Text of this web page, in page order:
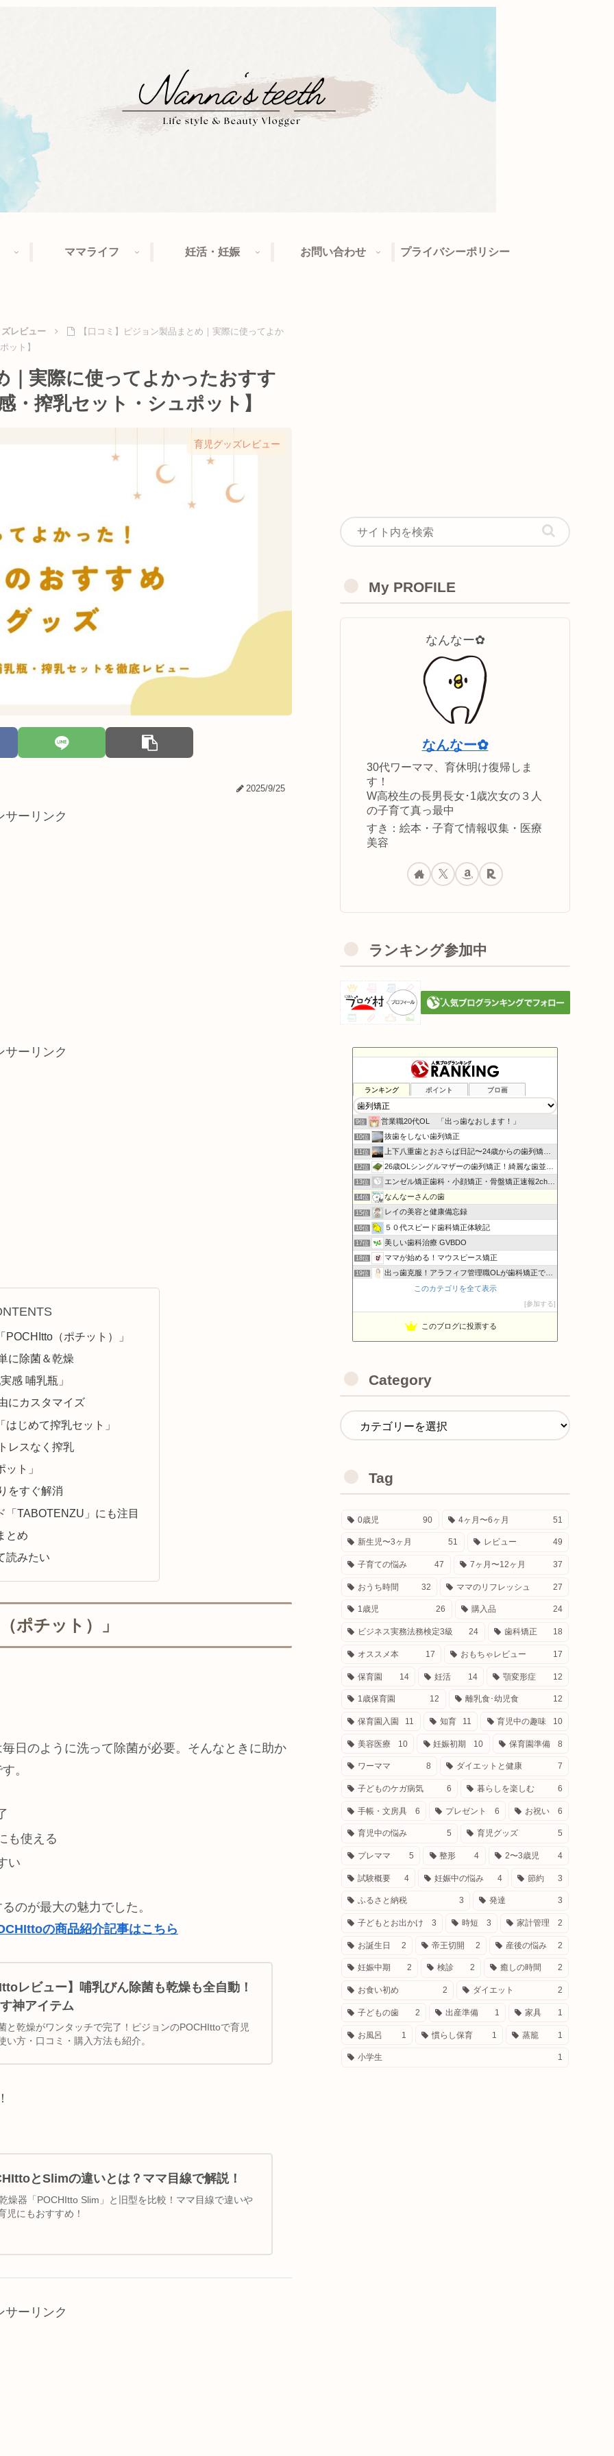
ママライフ 妊活・妊娠 お問い合わせ プライバシーポリシー
レビュー
【口コミ】ピジョン製品まとめ｜実際に使ってよか
ット】
｜実際に使ってよかったおすす
・搾乳セット・シュポット】
育児グッズレビュー
2025/9/25
サーリンク
サーリンク
（ポチット）」
に除菌＆乾燥
感 哺乳瓶」
にカスタマイズ
じめて搾乳セット」
レスなく搾乳
ト」
をすぐ解消
「TABOTENZU」にも注目
とめ
読みたい
ポチット）」
日のように洗って除菌が必要。そんなときに助か
。
も使える
い
のが最大の魅力でした。
の商品紹介記事はこちら
レビュー】哺乳びん除菌も乾燥も全自動！
神アイテム
と乾燥がワンタッチで完了！ピジョンのPOCHIttoで育児
い方・口コミ・購入方法も紹介。
とSlimの違いとは？ママ目線で解説！
燥器「POCHItto Slim」と旧型を比較！ママ目線で違いや
児にもおすすめ！
サーリンク
My PROFILE
なんなー✿
なんなー✿
30代ワーママ、育休明け復帰しま
す！
W高校生の長男長女･1歳次女の３人
の子育て真っ最中
すき：絵本・子育て情報収集・医療
美容
ランキング参加中
ランキング ポイント ブロ画
すずメロの“は(歯)にかみ”ブログ
8位 harup_28歳からの裏側矯正日記
9位 営業職20代OL 「出っ歯なおします！」
10位 抜歯をしない歯列矯正
11位 上下八重歯とおさらば日記〜24歳からの歯列矯正〜
12位 26歳OLシングルマザーの歯列矯正！綺麗な歯並びになる!
13位 エンゼル矯正歯科・小顔矯正・骨盤矯正速報2chまとめ
14位 なんなーさんの歯
15位 レイの美容と健康備忘録
16位 ５０代スピード歯科矯正体験記
17位 美しい歯科治療 GVBDO
18位 ママが始める！マウスピース矯正
19位 出っ歯克服！アラフィフ管理職OLが歯科矯正で自信を取り戻す
さんがつの歯科矯正を始めます
このカテゴリを全て表示
参加する
このブログに投票する
Category
Tag
0歳児 90 4ヶ月〜6ヶ月 51
新生児〜3ヶ月 51 レビュー 49
子育ての悩み 47 7ヶ月〜12ヶ月 37
おうち時間 32 ママのリフレッシュ 27
1歳児 26 購入品 24
ビジネス実務法務検定3級 24 歯科矯正 18
オススメ本 17 おもちゃレビュー 17
保育園 14 妊活 14 顎変形症 12
1歳保育園 12 離乳食･幼児食 12
保育園入園 11 知育 11 育児中の趣味 10
美容医療 10 妊娠初期 10 保育園準備 8
ワーママ 8 ダイエットと健康 7
子どものケガ病気 6 暮らしを楽しむ 6
手帳・文房具 6 プレゼント 6 お祝い 6
育児中の悩み 5 育児グッズ 5
プレママ 5 整形 4 2〜3歳児 4
試験概要 4 妊娠中の悩み 4 節約 3
ふるさと納税 3 発達 3
子どもとお出かけ 3 時短 3 家計管理 2
お誕生日 2 帝王切開 2 産後の悩み 2
妊娠中期 2 検診 2 癒しの時間 2
お食い初め 2 ダイエット 2
子どもの歯 2 出産準備 1 家具 1
お風呂 1 慣らし保育 1 蒸籠 1
小学生 1